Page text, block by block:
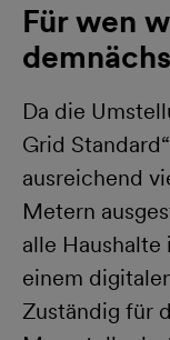
Für wen
Da die
Grid
ausreichend
Metern
alle
einem
Zuständig für